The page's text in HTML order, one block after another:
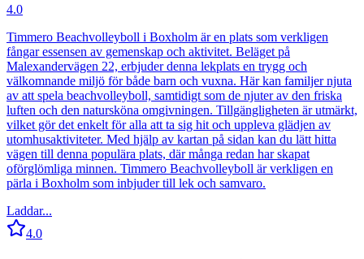
4.0
Timmero Beachvolleyboll i Boxholm är en plats som verkligen
fångar essensen av gemenskap och aktivitet. Beläget på
Malexandervägen 22, erbjuder denna lekplats en trygg och
välkomnande miljö för både barn och vuxna. Här kan familjer njuta
av att spela beachvolleyboll, samtidigt som de njuter av den friska
luften och den natursköna omgivningen. Tillgängligheten är utmärkt,
vilket gör det enkelt för alla att ta sig hit och uppleva glädjen av
utomhusaktiviteter. Med hjälp av kartan på sidan kan du lätt hitta
vägen till denna populära plats, där många redan har skapat
oförglömliga minnen. Timmero Beachvolleyboll är verkligen en
pärla i Boxholm som inbjuder till lek och samvaro.
Laddar...
4.0